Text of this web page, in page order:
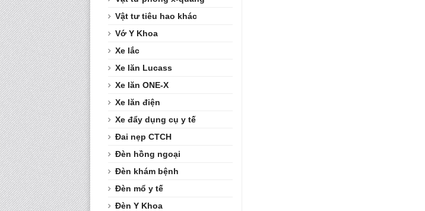
Vật tư tiêu hao khác
Vớ Y Khoa
Xe lắc
Xe lăn Lucass
Xe lăn ONE-X
Xe lăn điện
Xe đẩy dụng cụ y tế
Đai nẹp CTCH
Đèn hồng ngoại
Đèn khám bệnh
Đèn mổ y tế
Đèn Y Khoa